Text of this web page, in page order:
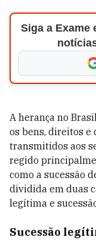
Siga a Exame
A herança no
os bens, direitos e
transmitidos aos
regido
como a sucessão
dividida em duas
legítima e
Sucessão